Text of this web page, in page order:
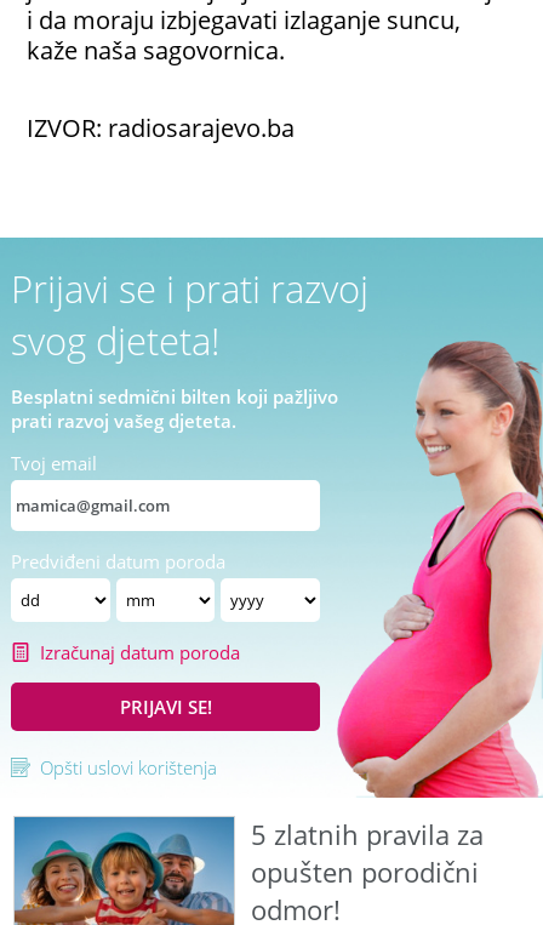
i da moraju izbjegavati izlaganje suncu,
kaže naša sagovornica.
IZVOR: radiosarajevo.ba
Prijavi se i prati razvoj
svog djeteta!
Besplatni sedmični bilten koji pažljivo
prati razvoj vašeg djeteta.
Tvoj email
Predviđeni datum poroda
Izračunaj datum poroda
PRIJAVI SE!
Opšti uslovi korištenja
5 zlatnih pravila za
opušten porodični
odmor!